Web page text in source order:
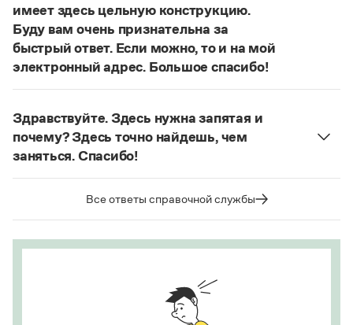
Интервью
Лекции и подкасты
Рекомендуем
Правила русского языка: от азов до тонкостей
Интерактивные упражнения: от простого к сложному
имеет здесь цельную конструкцию.
Буду вам очень признательна за
быстрый ответ. Если можно, то и на мой
электронный адрес. Большое спасибо!
Действительно, в данном случае не приходится
(термин из справочника по пунктуации
Д. Э. Розенталя).Он готов был отдать ей всё,
что имел— сложноподчиненное местоименно-
соотносительное предложение с
соотносительным словомвсё.
Страница ответа
Здравствуйте. Здесь нужна запятая и
почему? Здесь точно найдешь, чем
заняться. Спасибо!
Запятая нужна, она отделяет части
сложноподчиненного предложения (придаточная
Все ответы справочной службы